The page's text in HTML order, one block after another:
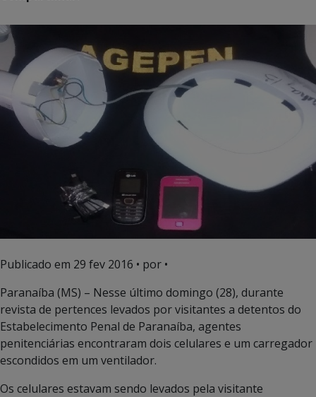
Publicado em 29 fev 2016 • por •
Paranaíba (MS) – Nesse último domingo (28), durante
revista de pertences levados por visitantes a detentos do
Estabelecimento Penal de Paranaíba, agentes
penitenciárias encontraram dois celulares e um carregador
escondidos em um ventilador.
Os celulares estavam sendo levados pela visitante